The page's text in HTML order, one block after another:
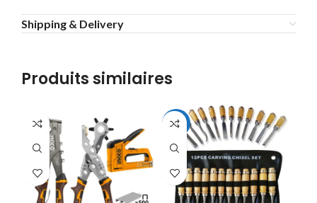
Shipping & Delivery
Produits similaires
-19%